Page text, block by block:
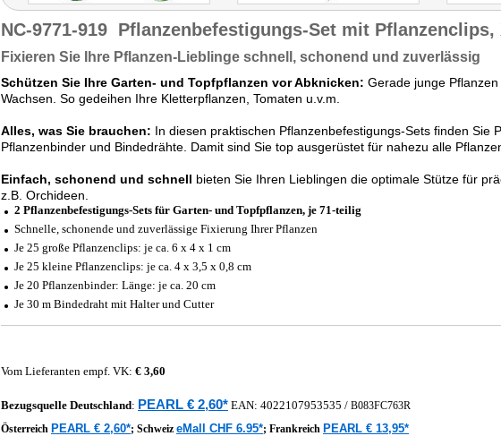
NC-9771-919 Pflanzenbefestigungs-Set mit Pflanzenclips,
Fixieren Sie Ihre Pflanzen-Lieblinge schnell, schonend und zuverlässig
Schützen Sie Ihre Garten- und Topfpflanzen vor Abknicken: Gerade junge
Wachsen. So gedeihen Ihre Kletterpflanzen, Tomaten u.v.m.
Alles, was Sie brauchen: In diesen praktischen Pflanzenbefestigungs-Sets finden Sie
Pflanzenbinder und Bindedrähte. Damit sind Sie top ausgerüstet für nahezu alle
Einfach, schonend und schnell bieten Sie Ihren Lieblingen die optimale Stütze für
z.B. Orchideen.
2 Pflanzenbefestigungs-Sets für Garten- und Topfpflanzen, je 71-teilig
Schnelle, schonende und zuverlässige Fixierung Ihrer Pflanzen
Je 25 große Pflanzenclips: je ca. 6 x 4 x 1 cm
Je 25 kleine Pflanzenclips: je ca. 4 x 3,5 x 0,8 cm
Je 20 Pflanzenbinder: Länge: je ca. 20 cm
Je 30 m Bindedraht mit Halter und Cutter
Vom Lieferanten empf. VK: € 3,60
Bezugsquelle Deutschland: PEARL € 2,60* EAN: 4022107953535 / B083FC763R
Österreich PEARL € 2,60*; Schweiz eMall CHF 6.95*; Frankreich PEARL € 13,95*